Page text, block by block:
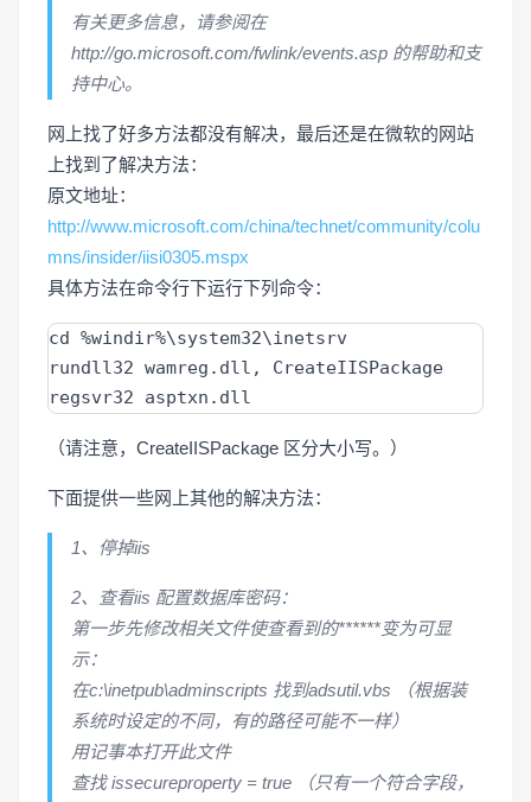
有关更多信息，请参阅在
http://go.microsoft.com/fwlink/events.asp 的帮助和支
持中心。
网上找了好多方法都没有解决，最后还是在微软的网站
上找到了解决方法：
原文地址：
http://www.microsoft.com/china/technet/community/colu
mns/insider/iisi0305.mspx
具体方法在命令行下运行下列命令：
cd %windir%\system32\inetsrv
rundll32 wamreg.dll, CreateIISPackage
regsvr32 asptxn.dll
（请注意，CreateIISPackage 区分大小写。）
下面提供一些网上其他的解决方法：
1、停掉iis
2、查看iis 配置数据库密码：
第一步先修改相关文件使查看到的******变为可显
示：
在c:\inetpub\adminscripts 找到adsutil.vbs （根据装
系统时设定的不同，有的路径可能不一样）
用记事本打开此文件
查找 issecureproperty = true （只有一个符合字段，